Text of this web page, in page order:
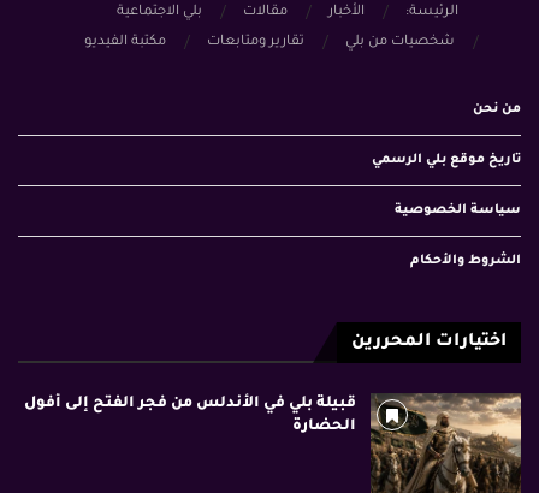
الرئيسة: الأخبار مقالات
بلي الاجتماعية
شخصيات من بلي
تقارير ومتابعات مكتبة الفيديو
من نحن
تاريخ موقع بلي الرسمي
سياسة الخصوصية
الشروط والأحكام
اختيارات المحررين
قبيلة بلي في الأندلس من فجر الفتح إلى أفول
الحضارة